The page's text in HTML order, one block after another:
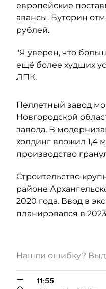
европейские
авансы. Буторин
рублей.
"Я уверен, что
ещё более худших
ЛПК.
Пеллетный завод
Новгородской
завода. В
холдинг вложил 1,4
производство
Строительство
районе
2020 года. Ввод в
планировался в
Нашли ошибку?
11:55